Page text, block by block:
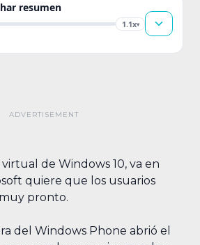
resumen
1.1x▾
de Windows 10, va en
quiere que los usuarios
pronto.
del Windows Phone abrió el